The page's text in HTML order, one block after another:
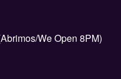
We Open 8PM)